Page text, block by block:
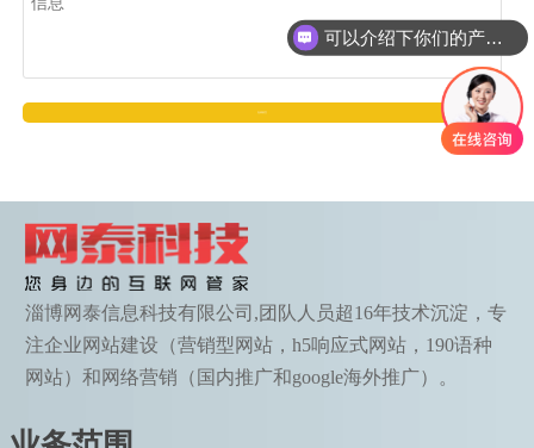
淄博网泰信息科技有限公司,团队人员超16年技术沉淀，专
注企业网站建设（营销型网站，h5响应式网站，190语种
网站）和网络营销（国内推广和google海外推广）。
可以介绍下你们的产品么